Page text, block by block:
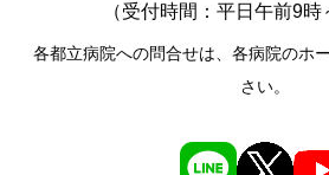
（受付時間：平日午前9時
各都立病院への問合せは、各病院のホ
さい。